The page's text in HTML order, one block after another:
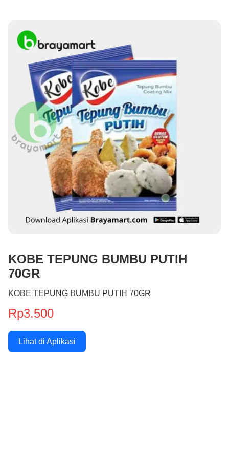
KOBE TEPUNG BUMBU PUTIH
70GR
KOBE TEPUNG BUMBU PUTIH 70GR
Rp3.500
Lihat di Aplikasi